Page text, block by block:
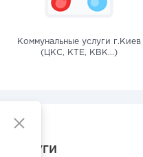
Коммунальные услуги г.Киев
(ЦКС, КТЕ, КВК...)
услуги